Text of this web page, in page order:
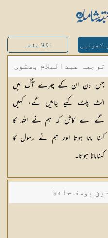
کھولیں اگلا صفحہ
ترجمہ عبدالسلام بھٹوی
- عبدالسلام بن محمد
جس دن ان کے چہرے آگ میں
الٹ پلٹ کیے جائیں گے، کہیں
گے اے کاش کہ ہم نے اللہ کا
کہنا مانا ہوتا اور ہم نے رسول کا
کہنامانا ہوتا۔
یوسف حافظ